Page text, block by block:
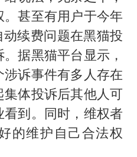
甚至有用户于今年
续费问题在黑猫投
据黑猫平台显示，
诉事件有多人存在
体投诉后其他人可
到。同时，维权者
的维护自己合法权